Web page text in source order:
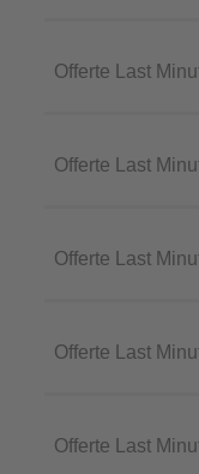
Offerte Last
Offerte Last
Offerte Last
Offerte Last
Offerte Last